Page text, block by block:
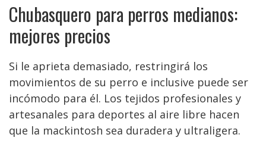
Chubasquero para perros medianos:
mejores precios
Si le aprieta demasiado, restringirá los
movimientos de su perro e inclusive puede ser
incómodo para él. Los tejidos profesionales y
artesanales para deportes al aire libre hacen
que la mackintosh sea duradera y ultraligera.